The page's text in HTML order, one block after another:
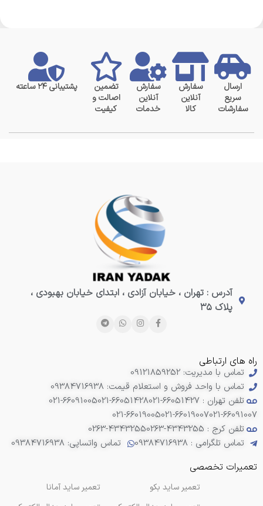
ارسال
سریع
سفارشات
سفارش
آنلاین
کالا
سفارش
آنلاین
خدمات
تضمین
اصالت و
کیفیت
پشتیبانی ۲۴ ساعته
آدرس : تهران ، خیابان آزادی ، ابتدای خیابان بهبودی ،
پلاک ۳۵
راه های ارتباطی
تماس با مدیریت: 09121859252
تماس با واحد فروش و استعلام قیمت: 09384716938
تلفن تهران : 66051427-021
021-66051428
021-66091005
021-66091007
021-66019007
021-66019005
تلفن کرج : 4343255-0263
0263-4343255
تماس تلگرامی : 09384716938
تماس واتساپی: 09384716938
تعمیرات تخصصی
تعمیر ساید آمانا
تعمیر ساید بکو